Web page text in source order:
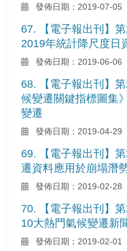
發佈日期：2019-07-05
67. 【電子報出刊】
2019年統計降尺度日
發佈日期：2019-06-06
68. 【電子報出刊】
候變遷關鍵指標圖集
變遷
發佈日期：2019-04-29
69. 【電子報出刊】
遷資料應用於崩塌潛
發佈日期：2019-02-28
70. 【電子報出刊】
10大熱門氣候變遷新
發佈日期：2019-02-01